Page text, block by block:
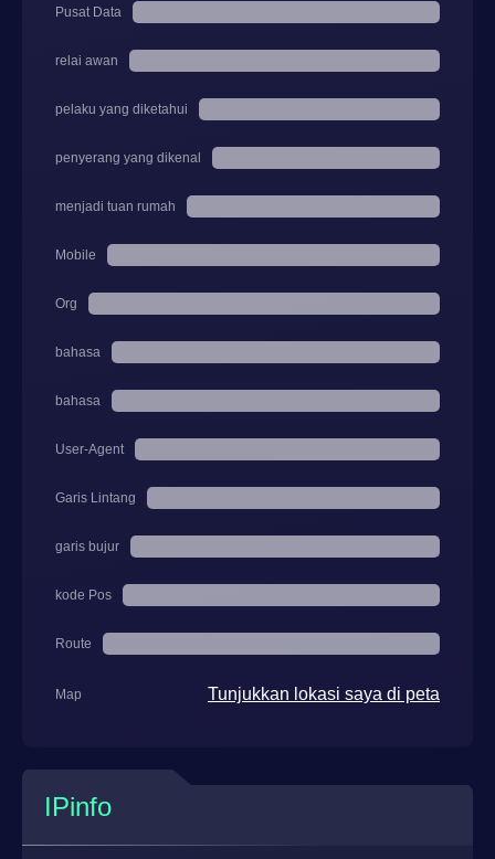
Pusat Data
relai awan
pelaku yang diketahui
penyerang yang dikenal
menjadi tuan rumah
Mobile
Org
bahasa
bahasa
User-Agent
Garis Lintang
garis bujur
kode Pos
Route
Map Tunjukkan lokasi saya di peta
IPinfo